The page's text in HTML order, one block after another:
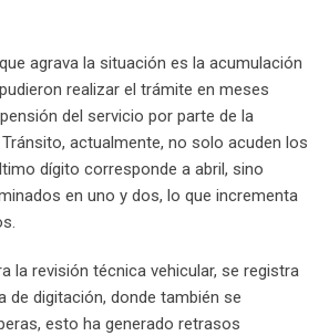
agrava la situación es la acumulación
realizar el trámite en meses
del servicio por parte de la
actualmente, no solo acuden los
dígito corresponde a abril, sino
en uno y dos, lo que incrementa
la revisión técnica vehicular, se registra
de digitación, donde también se
esto ha generado retrasos